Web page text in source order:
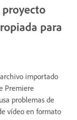
proyecto
para
importado
Premiere
problemas de
vídeo en formato